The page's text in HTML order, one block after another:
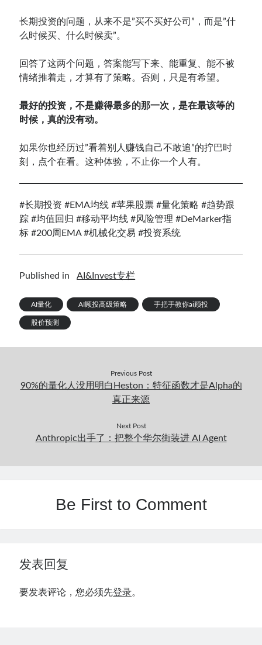
长期投资的问题，从来不是”买不买好公司”，而是”什
么时候买、什么时候卖”。
回答了这两个问题，答案能写下来、能重复、能不被
情绪推着走，才算有了策略。否则，只是有希望。
最好的投资，不是赚得最多的那一次，是在最该等的
时候，真的没有动。
如果你也经历过”看着别人赚钱自己不敢追”的拧巴时
刻，点个在看。这种体验，不止你一个人有。
#长期投资 #EMA均线 #苹果股票 #量化策略 #趋势跟
踪 #均值回归 #移动平均线 #风险管理 #DeMarker指
标 #200周EMA #机械化交易 #投资系统
Published in AI&Invest专栏
AI量化 AI顾投高级策略 手把手教你ai顾投
股价预测
Previous Post
90%的量化人没用明白Heston：特征函数才是Alpha的
真正来源
Next Post
Anthropic出手了：把整个华尔街装进 AI Agent
Be First to Comment
发表回复
要发表评论，您必须先登录。